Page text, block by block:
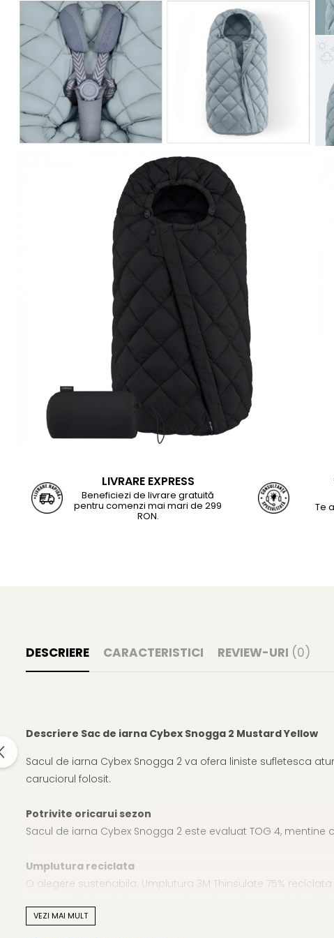
Consultanta Instalare
Jucarii de Sortare
Jucarii de tras
Jucarii din plus
Jucarii muzicale
Jucarii pentru baie
Jucarii Senzoriale
PAPUSI
LIVRARE EXPRESS
Beneficiezi de livrare gratuită
pentru comenzi mai mari de 299
RON.
Te
DESCRIERE CARACTERISTICI REVIEW-URI (0)
Descriere Sac de iarna Cybex Snogga 2 Mustard Yellow
Sacul de iarna Cybex Snogga 2 va ofera liniste sufletesca
caruciorul folosit.
Potrivite oricarui sezon
Sacul de iarna Cybex Snogga 2 este evaluat TOG 4,
Umplutura reciclata
O alegere sustenabila. Umplutura 3M Thinsulate 75%
compact.
VEZI MAI MULT